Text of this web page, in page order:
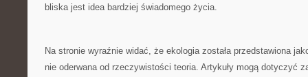
bliska jest idea bardziej świadomego życia.
Na stronie wyraźnie widać, że ekologia została przedstawiona
nie oderwana od rzeczywistości teoria. Artykuły mogą dotyczyć